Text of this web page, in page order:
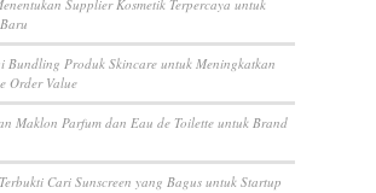
Supplier Kosmetik Terpercaya untuk
Bundling Produk Skincare untuk Meningkatkan
Order Value
Maklon Parfum dan Eau de Toilette untuk Brand
Cari Sunscreen yang Bagus untuk Startup